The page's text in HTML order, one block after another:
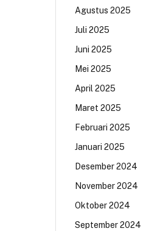
Agustus 2025
Juli 2025
Juni 2025
Mei 2025
April 2025
Maret 2025
Februari 2025
Januari 2025
Desember 2024
November 2024
Oktober 2024
September 2024